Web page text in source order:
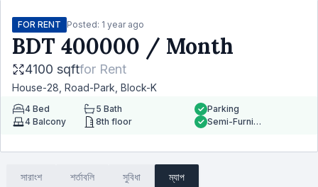
FOR RENT Posted: 1 year ago
BDT 400000 / Month
4100 sqftfor Rent
House-28, Road-Park, Block-K
4 Bed 5 Bath
4 Balcony 8th floor
Parking
Semi-Furnished
সারাংশ শর্তাবলি সুবিধা ম্যাপ